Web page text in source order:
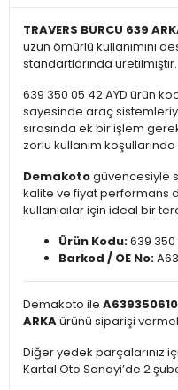
TRAVERS BURCU 639
uzun ömürlü kullanımını
standartlarında üretilmiştir.
639 350 05 42 AYD ürün
sayesinde araç
sırasında ek bir işlem
zorlu kullanım
Demakotogüvencesiyle
kalite ve fiyat performans
kullanıcılar için ideal bir
Ürün Kodu:639 350
Barkod / OE No:
Demakoto ile
ARKAürünü siparişi
Diğer yedek parçalarınız
Kartal Oto Sanayi’de 2